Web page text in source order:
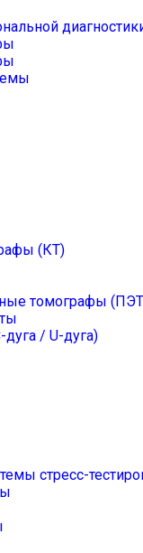
(КТ)
томографы
/ U-дуга)
стресс-